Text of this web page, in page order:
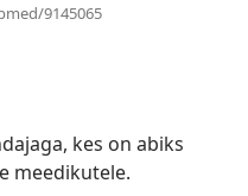
9145065
kes on abiks
meedikutele.